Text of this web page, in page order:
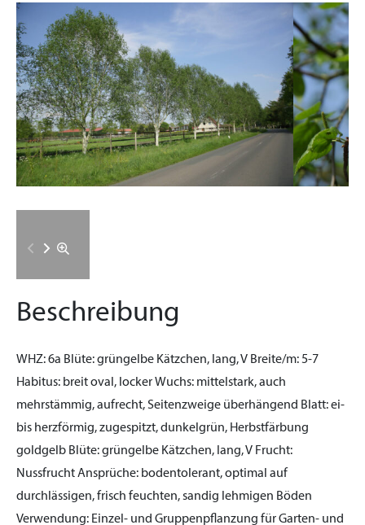
Beschreibung
WHZ:6a Blüte:grüngelbe Kätzchen, lang, V Breite/m:5-7
Habitus: breit oval, lockerWuchs: mittelstark, auch
mehrstämmig, aufrecht, Seitenzweige überhängend Blatt:ei-
bis herzförmig, zugespitzt, dunkelgrün, Herbstfärbung
goldgelb Blüte:grüngelbe Kätzchen, lang, V Frucht:
NussfruchtAnsprüche: bodentolerant, optimal auf
durchlässigen, frisch feuchten, sandig lehmigen Böden
Verwendung: Einzel- und Gruppenpflanzung für Garten- und